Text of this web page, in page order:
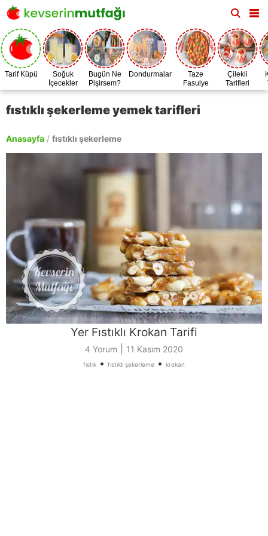
Tarif Küpü
Soğuk
İçecekler
Bugün Ne
Pişirsem?
Dondurmalar
Taze
Fasulye
Zamanı
Çilekli
Tarifleri
fıstıklı şekerleme yemek tarifleri
Anasayfa / fıstıklı şekerleme
Yer Fıstıklı Krokan Tarifi
4 Yorum 11 Kasım 2020
fıstık • fıstıklı şekerleme • krokan